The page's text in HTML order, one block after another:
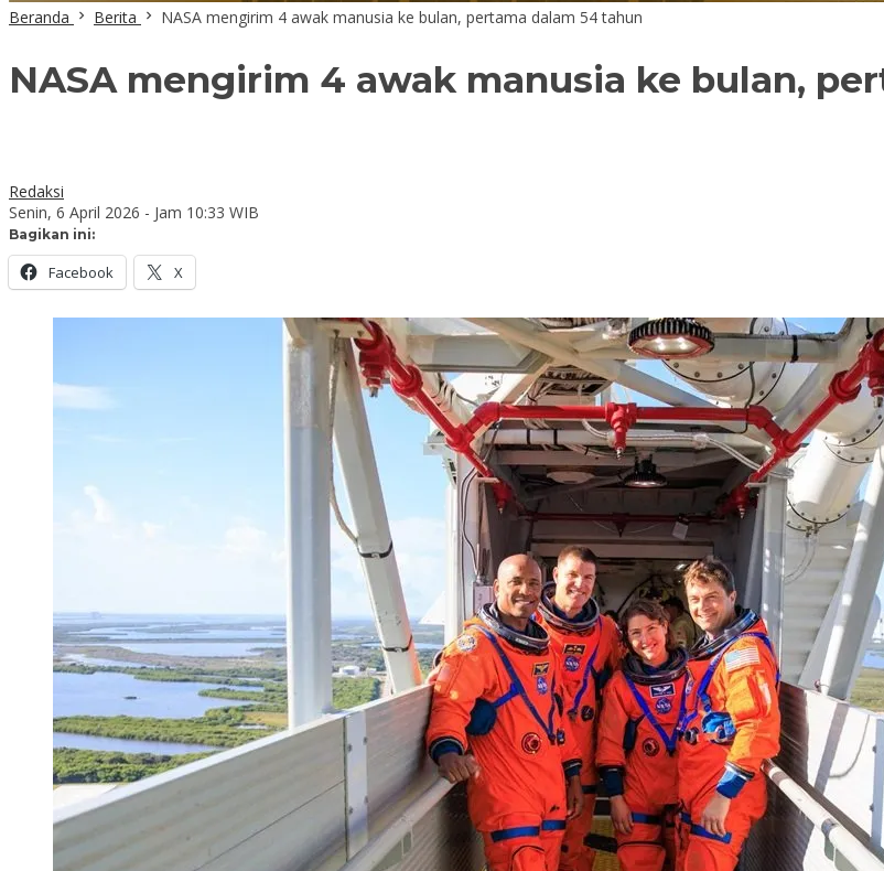
Beranda Berita NASA mengirim 4 awak manusia ke bulan, pertama dalam 54 tahun
NASA mengirim 4 awak manusia ke bulan,
Redaksi
Senin, 6 April 2026 - Jam 10:33 WIB
Bagikan ini:
Facebook X